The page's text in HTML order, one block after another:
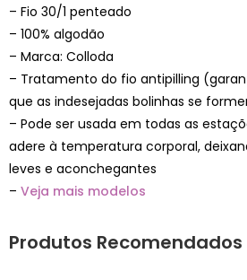
– Fio 30/1 penteado
– 100% algodão
– Marca: Colloda
– Tratamento do fio antipilling
que as indesejadas bolinhas se
– Pode ser usada em todas as
adere à temperatura corporal,
leves e aconchegantes
– Veja mais modelos
Produtos Recomendados